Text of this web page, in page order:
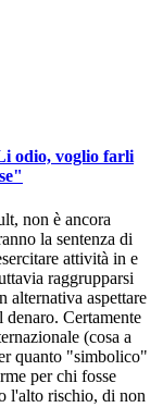
odio, voglio farli
non è ancora
la sentenza di
attività in e
raggrupparsi
alternativa aspettare
denaro. Certamente
(cosa a
quanto "simbolico"
per chi fosse
l'alto rischio, di non